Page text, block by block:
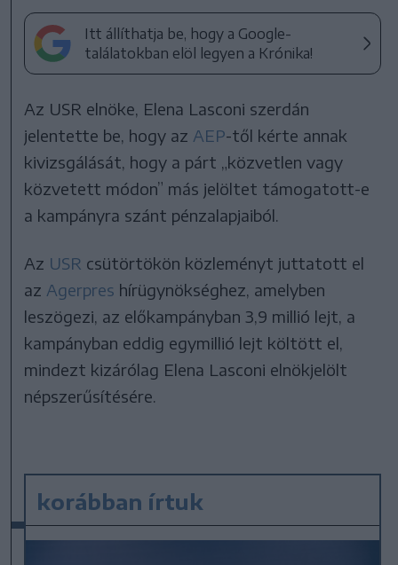
Itt állíthatja be, hogy a Google-
találatokban elöl legyen a Krónika!
Az USR elnöke, Elena Lasconi szerdán
jelentette be, hogy az AEP-től kérte annak
kivizsgálását, hogy a párt „közvetlen vagy
közvetett módon” más jelöltet támogatott-e
a kampányra szánt pénzalapjaiból.
Az USR csütörtökön közleményt juttatott el
az Agerpres hírügynökséghez, amelyben
leszögezi, az előkampányban 3,9 millió lejt, a
kampányban eddig egymillió lejt költött el,
mindezt kizárólag Elena Lasconi elnökjelölt
népszerűsítésére.
korábban írtuk